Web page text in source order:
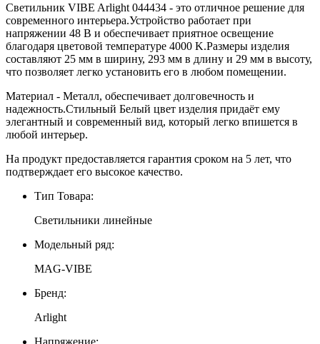
Светильник VIBE Arlight 044434 - это отличное решение для
современного интерьера.Устройство работает при
напряжении 48 В и обеспечивает приятное освещение
благодаря цветовой температуре 4000 K.Размеры изделия
составляют 25 мм в ширину, 293 мм в длину и 29 мм в высоту,
что позволяет легко установить его в любом помещении.
Материал - Металл, обеспечивает долговечность и
надежность.Стильный Белый цвет изделия придаёт ему
элегантный и современный вид, который легко впишется в
любой интерьер.
На продукт предоставляется гарантия сроком на 5 лет, что
подтверждает его высокое качество.
Тип Товара:
Светильники линейные
Модельный ряд:
MAG-VIBE
Бренд:
Arlight
Напряжение: